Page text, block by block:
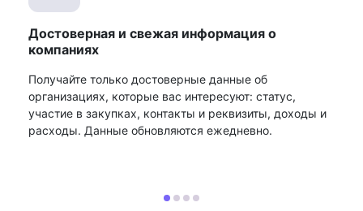
Достоверная и свежая информация о
компаниях
Получайте только достоверные данные об
организациях, которые вас интересуют: статус,
участие в закупках, контакты и реквизиты, доходы и
расходы. Данные обновляются ежедневно.